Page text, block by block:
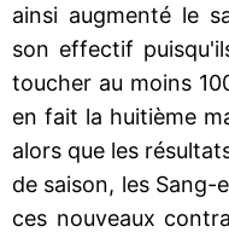
ainsi augmenté le
son effectif
toucher au moins
en fait la huitième
alors que les
de saison, les
ces nouveaux